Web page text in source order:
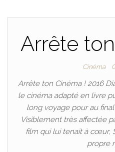
Arrête
Cinéma
Arrête ton Cinéma ! 2016
le cinéma adapté en livre
long voyage pour au
Visiblement très affectée
film qui lui tenait à cœur,
propre